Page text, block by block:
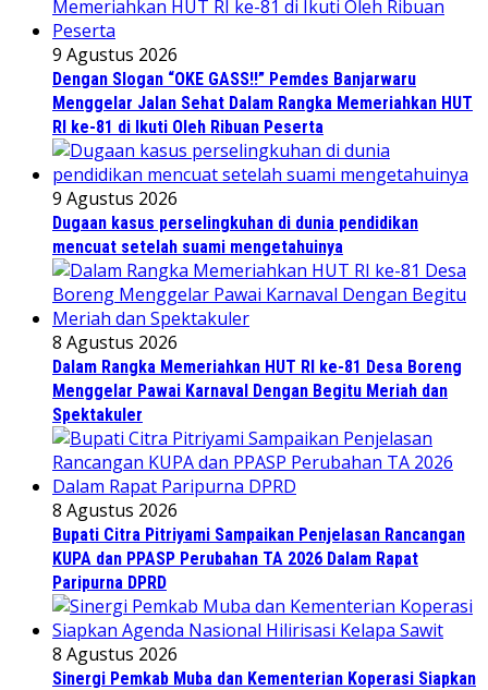
9 Agustus 2026
Dengan Slogan “OKE GASS!!” Pemdes Banjarwaru
Menggelar Jalan Sehat Dalam Rangka Memeriahkan HUT
RI ke-81 di Ikuti Oleh Ribuan Peserta
9 Agustus 2026
Dugaan kasus perselingkuhan di dunia pendidikan
mencuat setelah suami mengetahuinya
8 Agustus 2026
Dalam Rangka Memeriahkan HUT RI ke-81 Desa Boreng
Menggelar Pawai Karnaval Dengan Begitu Meriah dan
Spektakuler
8 Agustus 2026
Bupati Citra Pitriyami Sampaikan Penjelasan Rancangan
KUPA dan PPASP Perubahan TA 2026 Dalam Rapat
Paripurna DPRD
8 Agustus 2026
Sinergi Pemkab Muba dan Kementerian Koperasi Siapkan